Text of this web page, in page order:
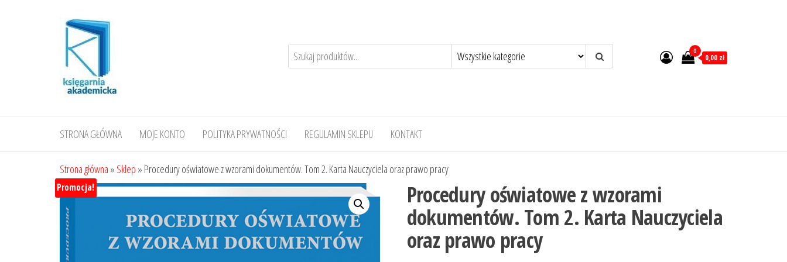
0
0,00 zł
STRONA GŁÓWNA MOJE KONTO POLITYKA PRYWATNOŚCI REGULAMIN SKLEPU KONTAKT
Strona główna » Sklep » Procedury oświatowe z wzorami dokumentów. Tom 2. Karta Nauczyciela oraz prawo pracy
Promocja! Procedury oświatowe z wzorami
dokumentów. Tom 2. Karta Nauczyciela
oraz prawo pracy